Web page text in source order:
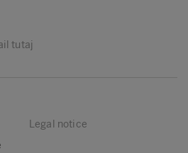
tutaj
Legal notice